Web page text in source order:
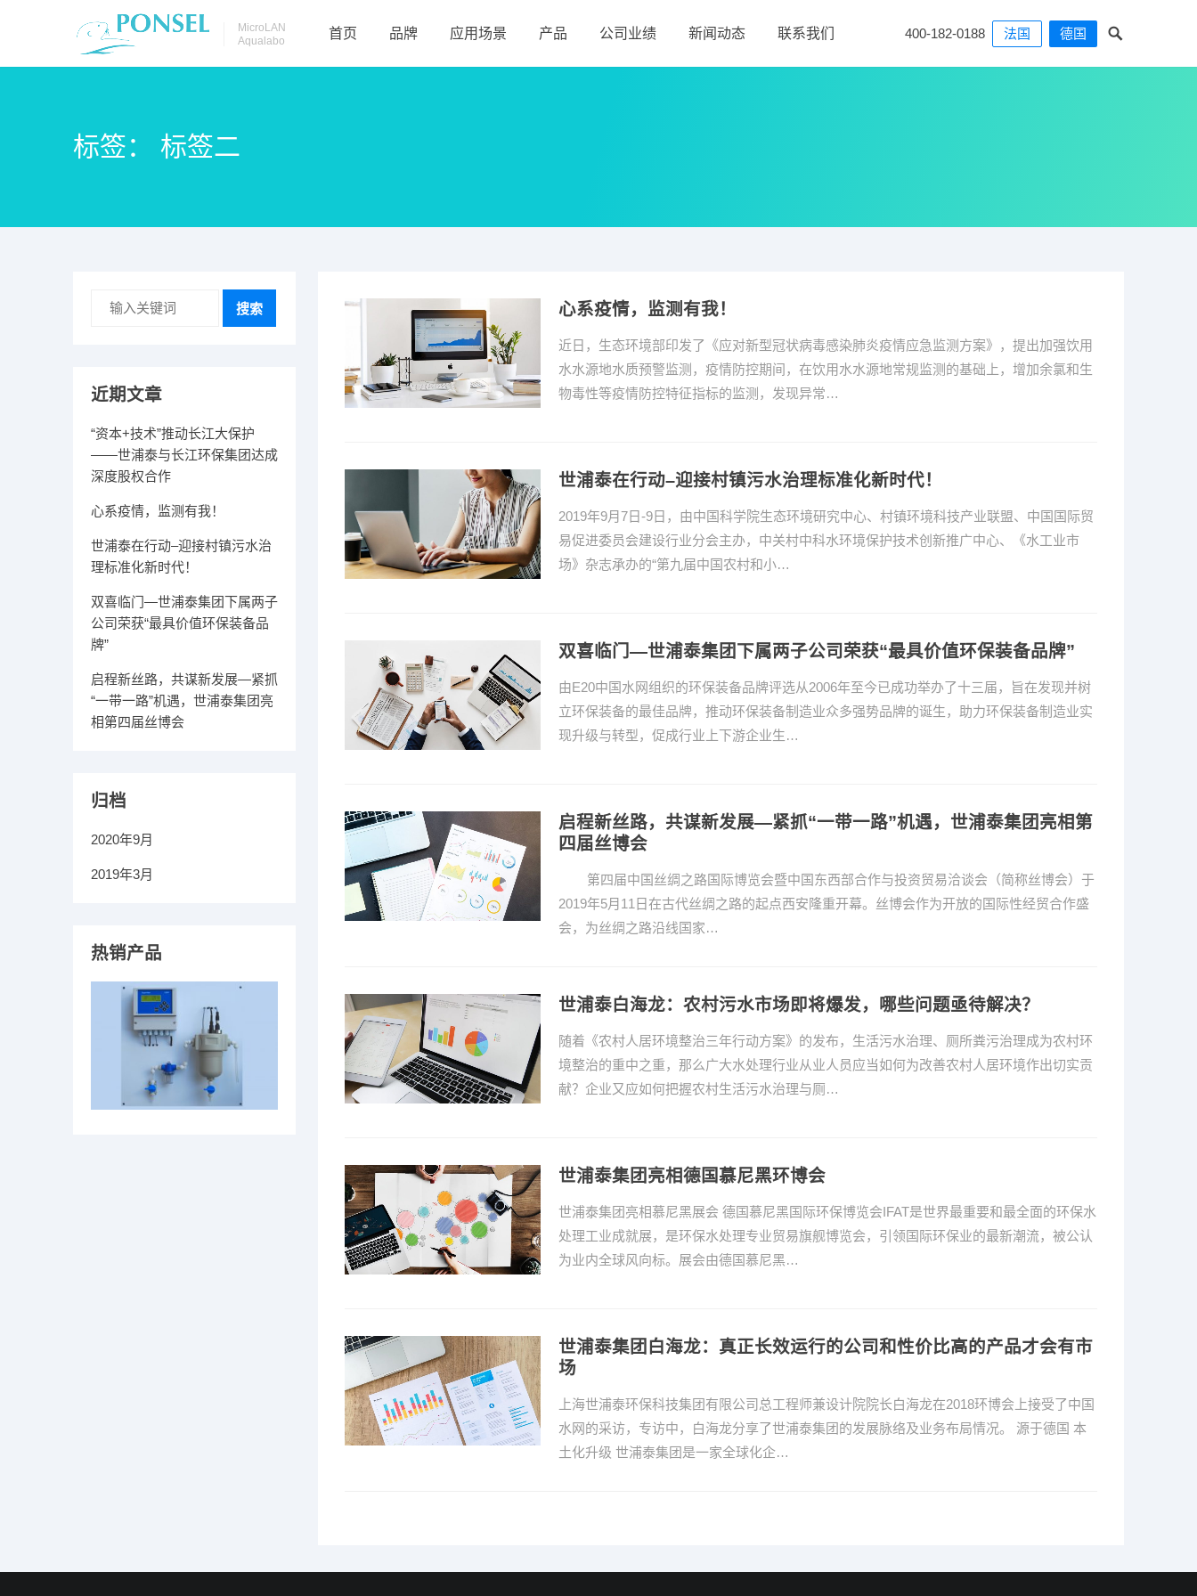
MicroLAN
Aqualabo
首页 品牌 应用场景 产品 公司业绩 新闻动态 联系我们 400-182-0188 法国 德国
标签： 标签二
心系疫情，监测有我！
近日，生态环境部印发了《应对新型冠状病毒感染肺炎疫情应急监测方案》，提出加强饮用
水水源地水质预警监测，疫情防控期间，在饮用水水源地常规监测的基础上，增加余氯和生
物毒性等疫情防控特征指标的监测，发现异常…
世浦泰在行动–迎接村镇污水治理标准化新时代！
2019年9月7日-9日，由中国科学院生态环境研究中心、村镇环境科技产业联盟、中国国际贸
易促进委员会建设行业分会主办，中关村中科水环境保护技术创新推广中心、《水工业市
场》杂志承办的“第九届中国农村和小…
双喜临门—世浦泰集团下属两子公司荣获“最具价值环保装备品牌”
由E20中国水网组织的环保装备品牌评选从2006年至今已成功举办了十三届，旨在发现并树
立环保装备的最佳品牌，推动环保装备制造业众多强势品牌的诞生，助力环保装备制造业实
现升级与转型，促成行业上下游企业生…
启程新丝路，共谋新发展—紧抓“一带一路”机遇，世浦泰集团亮相第
四届丝博会
第四届中国丝绸之路国际博览会暨中国东西部合作与投资贸易洽谈会（简称丝博会）于
2019年5月11日在古代丝绸之路的起点西安隆重开幕。丝博会作为开放的国际性经贸合作盛
会，为丝绸之路沿线国家…
世浦泰白海龙：农村污水市场即将爆发，哪些问题亟待解决？
随着《农村人居环境整治三年行动方案》的发布，生活污水治理、厕所粪污治理成为农村环
境整治的重中之重，那么广大水处理行业从业人员应当如何为改善农村人居环境作出切实贡
献？企业又应如何把握农村生活污水治理与厕…
世浦泰集团亮相德国慕尼黑环博会
世浦泰集团亮相慕尼黑展会 德国慕尼黑国际环保博览会IFAT是世界最重要和最全面的环保水
处理工业成就展，是环保水处理专业贸易旗舰博览会，引领国际环保业的最新潮流，被公认
为业内全球风向标。展会由德国慕尼黑…
世浦泰集团白海龙：真正长效运行的公司和性价比高的产品才会有市
场
上海世浦泰环保科技集团有限公司总工程师兼设计院院长白海龙在2018环博会上接受了中国
水网的采访，专访中，白海龙分享了世浦泰集团的发展脉络及业务布局情况。 源于德国 本
土化升级 世浦泰集团是一家全球化企…
搜索
近期文章
“资本+技术”推动长江大保护
——世浦泰与长江环保集团达成
深度股权合作
心系疫情，监测有我！
世浦泰在行动–迎接村镇污水治
理标准化新时代！
双喜临门—世浦泰集团下属两子
公司荣获“最具价值环保装备品
牌”
启程新丝路，共谋新发展—紧抓
“一带一路”机遇，世浦泰集团亮
相第四届丝博会
归档
2020年9月
2019年3月
热销产品